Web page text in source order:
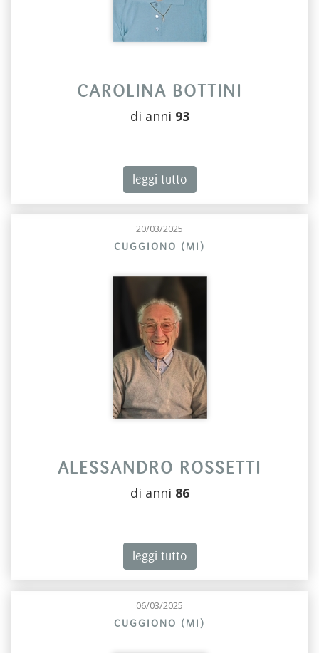
CAROLINA BOTTINI
di anni 93
leggi tutto
20/03/2025
CUGGIONO (MI)
ALESSANDRO ROSSETTI
di anni 86
leggi tutto
06/03/2025
CUGGIONO (MI)